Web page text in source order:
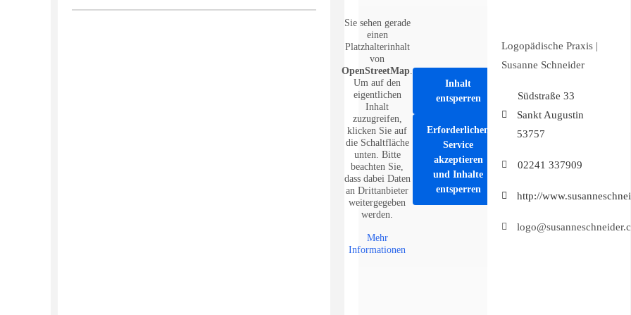
Sie sehen gerade
einen
Platzhalterinhalt
von
OpenStreetMap.
Um auf den
eigentlichen
Inhalt
zuzugreifen,
klicken Sie auf
die Schaltfläche
unten. Bitte
beachten Sie,
dass dabei Daten
an Drittanbieter
weitergegeben
werden.
Mehr
Informationen
Inhalt
entsperren
Erforderlichen
Service
akzeptieren
und Inhalte
entsperren
Logopädische Praxis |
Susanne Schneider
Südstraße 33
Sankt Augustin
53757
02241 337909
http://